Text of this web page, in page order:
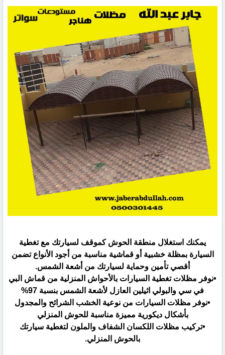
يمكنك استغلال منطقة الحوش كموقف لسيارتك مع تغطية
السيارة بمظلة خشبية أو قماشية مناسبة من أجود الأنواع تضمن
‏أقصي تأمين وحماية لسيارتك من أشعة الشمس.‏
•نوفر مظلات تغطية السيارات بالأحواش المنزلية من قماش البي
في سي والبولي اثيلين العازل لأشعة الشمس ‏بنسبة 97%‏
•نوفر مظلات السيارات من نوعية الخشب الشرائح والمجدول
بأشكال ديكورية مميزة مناسبة للحوش المنزلي
•تركيب مظلات اللكسان الشفاف والملون لتغطية سيارتك
بالحوش المنزلي.